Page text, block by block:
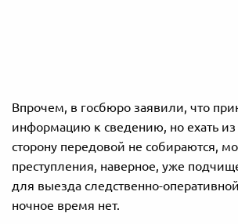
Впрочем, в госбюро заявили, что
информацию к сведению, но ехать из
сторону передовой не собираются,
преступления, наверное, уже
для выезда следственно-
ночное время нет.